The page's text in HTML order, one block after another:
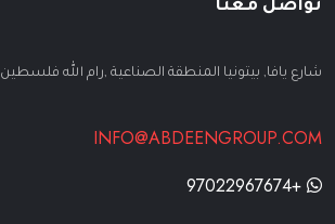
تواصل معنا
شارع يافا, بيتونيا المنطقة الصناعية ,رام الله فلسطين
INFO@ABDEENGROUP.COM
+97022967674